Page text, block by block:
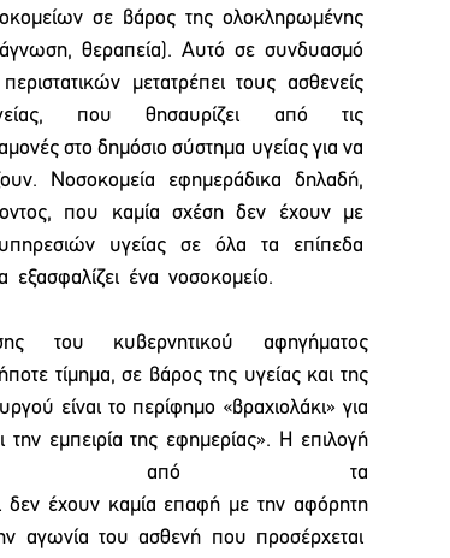
σε  βάρος  της  ολοκληρωμένης
θεραπεία).  Αυτό  σε  συνδυασμό
περιστατικών  μετατρέπει  τους  ασθενείς
που  θησαυρίζει  από  τις
στο δημόσιο σύστημα υγείας για να
Νοσοκομεία  εφημεράδικα  δηλαδή,
που  καμία  σχέση  δεν  έχουν  με
υγείας  σε  όλα  τα  επίπεδα
εξασφαλίζει  ένα  νοσοκομείο.
του κυβερνητικού αφηγήματος
τίμημα, σε βάρος της υγείας και της
είναι το περίφημο «βραχιολάκι» για
εμπειρία της εφημερίας». Η επιλογή
από τα
δεν έχουν καμία επαφή με την αφόρητη
αγωνία  του  ασθενή  που  προσέρχεται